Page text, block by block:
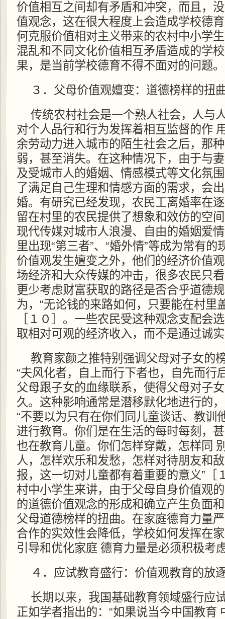
价值相互之间却有矛盾和冲突，而且，
值观念，这在很大程度上会造成学校德
何克服价值相对主义带来的农村中小学
混乱和不同文化价值相互矛盾造成的学
果，是当前学校德育不得不面对的问题。
３．父母价值观嬗变：道德榜样的扭
传统农村社会是一个熟人社会，人与
对个人品行和行为发挥着相互监督的作
余劳动力进入城市的陌生社会之后，那
弱，甚至消失。在这种情况下，由于与
及受城市人的婚姻、情感模式等文化氛
了满足自己生理和情感方面的需求，会
婚。有研究已经发现，农民工离婚率在
留在村里的农民提供了想象和效仿的空
现代传媒对城市人浪漫、自由的婚姻爱
里出现“第三者”、“婚外情”等成为常有
价值观发生嬗变之外，他们的经济价值
场经济和大众传媒的冲击，很多农民只
更少考虑财富获取的路径是否合乎道德
为，“无论钱的来路如何，只要能在村里
［１０］。一些农民受这种观念支配会
取相对可观的经济收入，而不是通过诚
教育家颜之推特别强调父母对子女的
“夫风化者，自上而行下者也，自先而行
父母跟子女的血缘联系，使得父母对子
久。这种影响通常是潜移默化地进行的
“不要以为只有在你们同儿童谈话、教训
进行教育。你们是在生活的每时每刻，
也在教育儿童。你们怎样穿戴，怎样同
人，怎样欢乐和发愁，怎样对待朋友和
报，这一切对儿童都有着重要的意义”［
村中小学生来讲，由于父母自身价值观
的道德价值观念的形成和确立产生负面
父母道德榜样的扭曲。在家庭德育力量
合作的实效性会降低，学校如何发挥在
引导和优化家庭 德育力量是必须积极考
４．应试教育盛行：价值观教育的放
长期以来，我国基础教育领域盛行应
正如学者指出的：“如果说当今中国教育